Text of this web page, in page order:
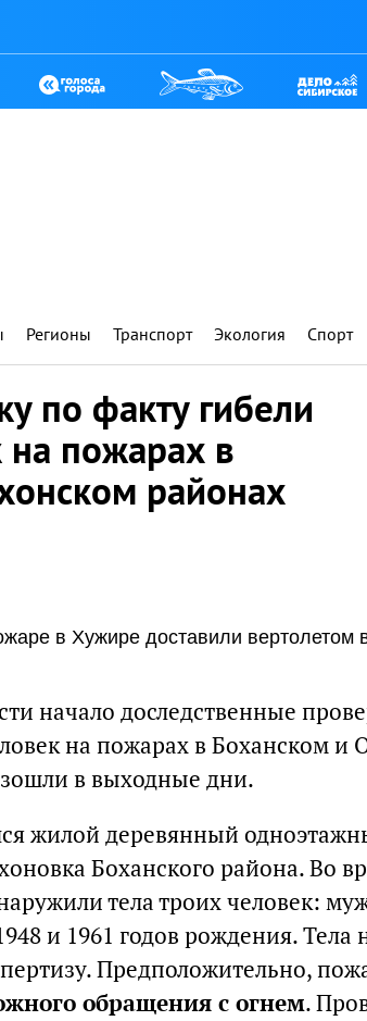
Регионы Транспорт Экология Спорт
по факту гибели
пожарах в
районах
в Хужире доставили вертолетом
начало доследственные
на пожарах в Боханском и
в выходные дни.
жилой деревянный
Боханского района. Во
тела троих человек:
и 1961 годов рождения. Тела
Предположительно,
обращения с огнем.